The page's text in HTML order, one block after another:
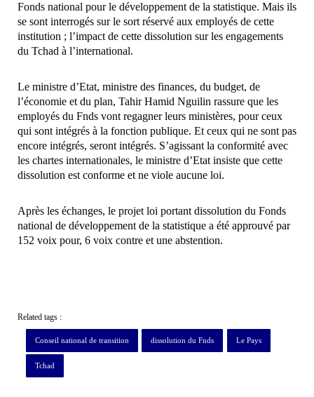
Fonds national pour le développement de la statistique. Mais ils
se sont interrogés sur le sort réservé aux employés de cette
institution ; l’impact de cette dissolution sur les engagements
du Tchad à l’international.
Le ministre d’Etat, ministre des finances, du budget, de
l’économie et du plan, Tahir Hamid Nguilin rassure que les
employés du Fnds vont regagner leurs ministères, pour ceux
qui sont intégrés à la fonction publique. Et ceux qui ne sont pas
encore intégrés, seront intégrés. S’agissant la conformité avec
les chartes internationales, le ministre d’Etat insiste que cette
dissolution est conforme et ne viole aucune loi.
Après les échanges, le projet loi portant dissolution du Fonds
national de développement de la statistique a été approuvé par
152 voix pour, 6 voix contre et une abstention.
Related tags :
Conseil national de transition dissolution du Fnds Le Pays
Tchad